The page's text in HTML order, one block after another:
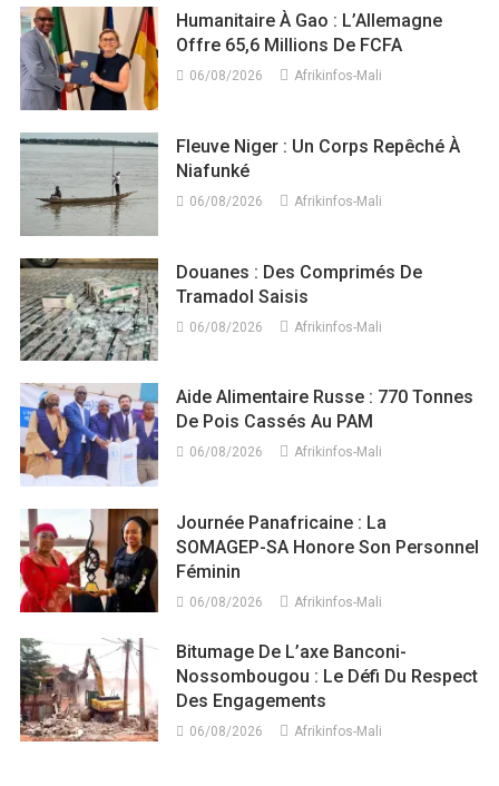
Humanitaire À Gao : L’Allemagne
Offre 65,6 Millions De FCFA
06/08/2026 Afrikinfos-Mali
Fleuve Niger : Un Corps Repêché À
Niafunké
06/08/2026 Afrikinfos-Mali
Douanes : Des Comprimés De
Tramadol Saisis
06/08/2026 Afrikinfos-Mali
Aide Alimentaire Russe : 770 Tonnes
De Pois Cassés Au PAM
06/08/2026 Afrikinfos-Mali
Journée Panafricaine : La
SOMAGEP-SA Honore Son Personnel
Féminin
06/08/2026 Afrikinfos-Mali
Bitumage De L’axe Banconi-
Nossombougou : Le Défi Du Respect
Des Engagements
06/08/2026 Afrikinfos-Mali